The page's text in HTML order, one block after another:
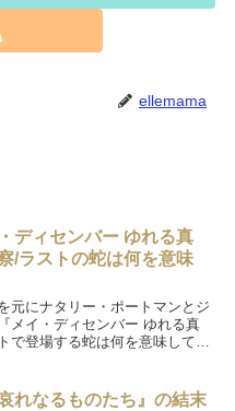
ellemama
・ディセンバー ゆれる真
/ラストの蛇は何を意味
元にナタリー・ポートマンとジ
メイ・ディセンバー ゆれる真
で登場する蛇は何を意味してい
れなるものたち』の結末